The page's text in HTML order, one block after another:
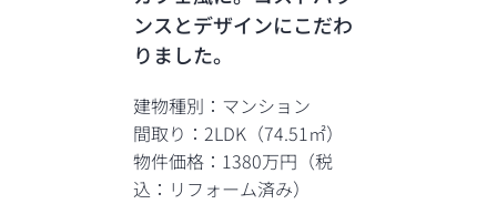
ンスとデザインにこだわ
りました。
建物種別：マンション
間取り：2LDK（74.51㎡）
物件価格：1380万円（税
込：リフォーム済み）